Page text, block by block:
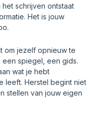
schrijven ontstaat
Het is jouw
om jezelf opnieuw te
spiegel, een gids.
wat je hebt
leeft. Herstel begint niet
stellen van jouw eigen